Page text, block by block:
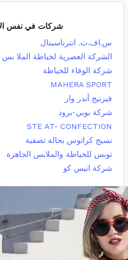
شركات في نفس
س.اف.ت. انترناسينال
الشركة العصرية لخياطة الملا بس
شركة الوفاء للخياطة
MAHERA SPORT
فيرتيج أندر وار
شركة بوبي-برود
STE AT- CONFECTION
نسيج كراتوس بحالة تصفية
تونس للخياطة والملابس الجاهزة
شركة انيس كو